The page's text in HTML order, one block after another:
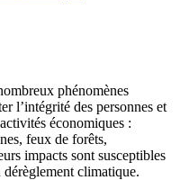
phénomènes
l’intégrité des personnes et
économiques :
feux de forêts,
impacts sont susceptibles
dérèglement climatique.